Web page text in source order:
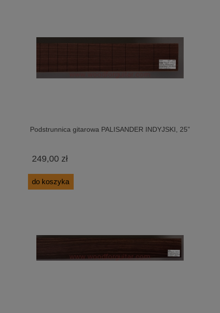
Podstrunnica gitarowa PALISANDER INDYJSKI, 25”
249,00 zł
do koszyka